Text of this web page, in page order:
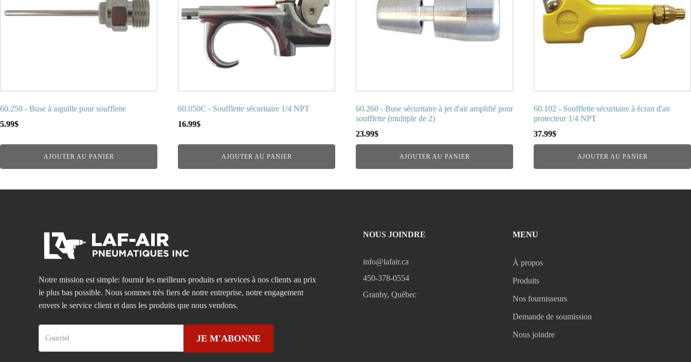
60.250 - Buse à aiguille pour soufflette
5.99$
AJOUTER AU PANIER
60.050C - Soufflette sécuritaire 1/4 NPT
16.99$
AJOUTER AU PANIER
60.260 - Buse sécuritaire à jet d'air amplifié pour
soufflette (multiple de 2)
23.99$
AJOUTER AU PANIER
60.102 - Soufflette sécuritaire à écran d'air
protecteur 1/4 NPT
37.99$
AJOUTER AU PANIER
Notre mission est simple: fournir les meilleurs produits et services à nos clients au prix
le plus bas possible. Nous sommes très fiers de notre entreprise, notre engagement
envers le service client et dans les produits que nous vendons.
JE M'ABONNE
NOUS JOINDRE
info@lafair.ca
450-378-0554
Granby, Québec
MENU
À propos
Produits
Nos fournisseurs
Demande de soumission
Nous joindre